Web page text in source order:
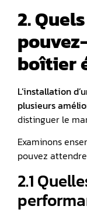
2.
boîtier
L’installation
plusieurs
distinguer le
Examinons
pouvez
2.1